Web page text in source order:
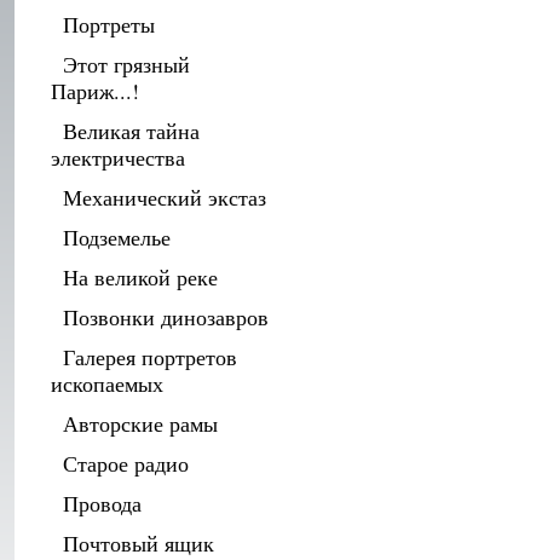
Портреты
Этот грязный
Париж...!
Великая тайна
электричества
Механический экстаз
Подземелье
На великой реке
Позвонки динозавров
Галерея портретов
ископаемых
Авторские рамы
Старое радио
Провода
Почтовый ящик